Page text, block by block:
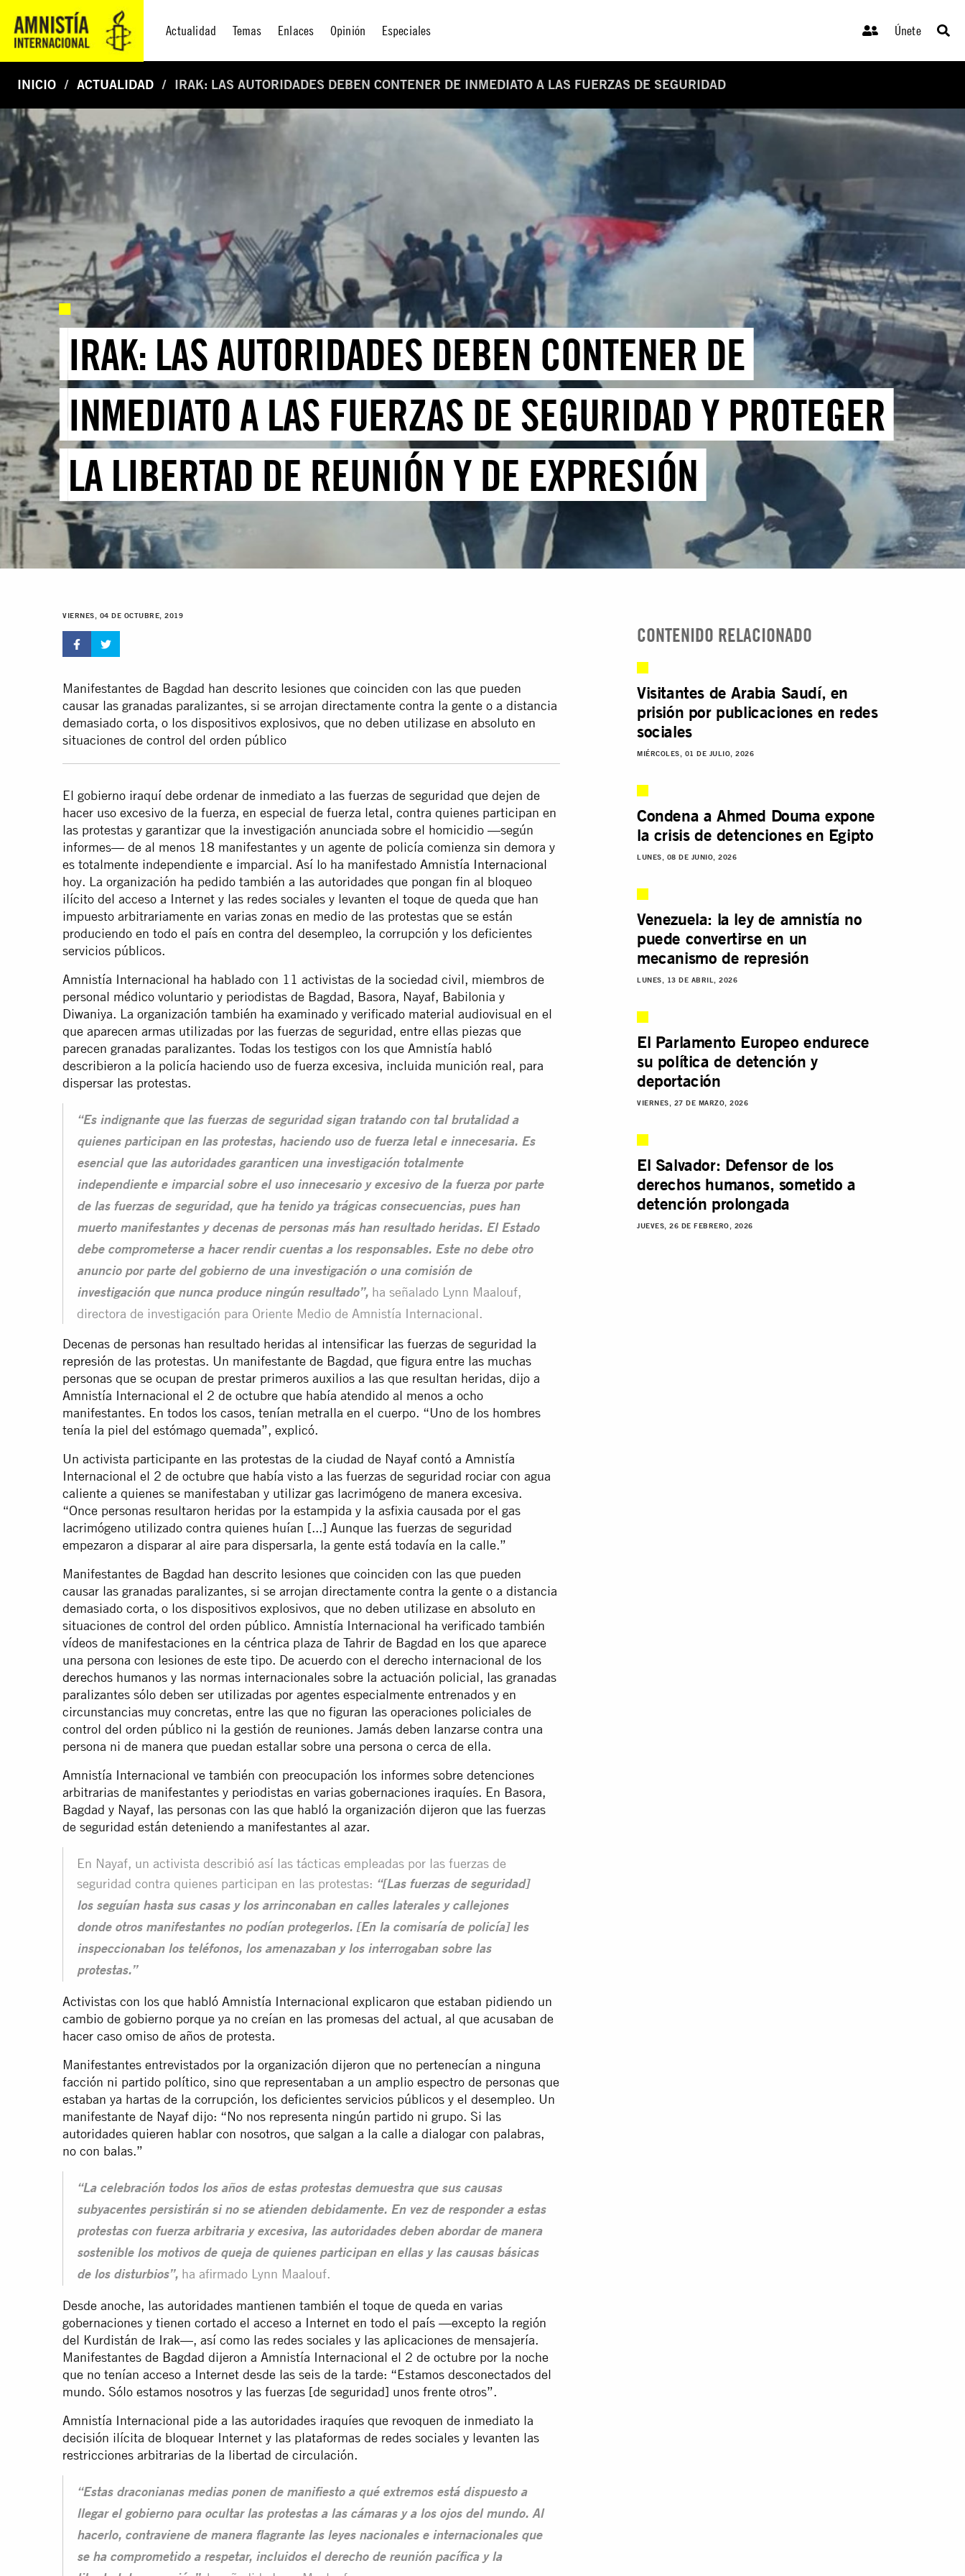
Actualidad Temas Enlaces Opinión Especiales Únete
INICIO ACTUALIDAD IRAK: LAS AUTORIDADES DEBEN CONTENER DE INMEDIATO A LAS FUERZAS DE SEGURIDAD
IRAK: LAS AUTORIDADES DEBEN CONTENER DE
INMEDIATO A LAS FUERZAS DE SEGURIDAD Y PROTEGER
LA LIBERTAD DE REUNIÓN Y DE EXPRESIÓN
VIERNES, 04 DE OCTUBRE, 2019
Manifestantes de Bagdad han descrito lesiones que coinciden con las que pueden
causar las granadas paralizantes, si se arrojan directamente contra la gente o a distancia
demasiado corta, o los dispositivos explosivos, que no deben utilizase en absoluto en
situaciones de control del orden público
El gobierno iraquí debe ordenar de inmediato a las fuerzas de seguridad que dejen de
hacer uso excesivo de la fuerza, en especial de fuerza letal, contra quienes participan en
las protestas y garantizar que la investigación anunciada sobre el homicidio —según
informes— de al menos 18 manifestantes y un agente de policía comienza sin demora y
es totalmente independiente e imparcial. Así lo ha manifestado Amnistía Internacional
hoy. La organización ha pedido también a las autoridades que pongan fin al bloqueo
ilícito del acceso a Internet y las redes sociales y levanten el toque de queda que han
impuesto arbitrariamente en varias zonas en medio de las protestas que se están
produciendo en todo el país en contra del desempleo, la corrupción y los deficientes
servicios públicos.
Amnistía Internacional ha hablado con 11 activistas de la sociedad civil, miembros de
personal médico voluntario y periodistas de Bagdad, Basora, Nayaf, Babilonia y
Diwaniya. La organización también ha examinado y verificado material audiovisual en el
que aparecen armas utilizadas por las fuerzas de seguridad, entre ellas piezas que
parecen granadas paralizantes. Todas los testigos con los que Amnistía habló
describieron a la policía haciendo uso de fuerza excesiva, incluida munición real, para
dispersar las protestas.
“Es indignante que las fuerzas de seguridad sigan tratando con tal brutalidad a
quienes participan en las protestas, haciendo uso de fuerza letal e innecesaria. Es
esencial que las autoridades garanticen una investigación totalmente
independiente e imparcial sobre el uso innecesario y excesivo de la fuerza por parte
de las fuerzas de seguridad, que ha tenido ya trágicas consecuencias, pues han
muerto manifestantes y decenas de personas más han resultado heridas. El Estado
debe comprometerse a hacer rendir cuentas a los responsables. Este no debe otro
anuncio por parte del gobierno de una investigación o una comisión de
investigación que nunca produce ningún resultado”, ha señalado Lynn Maalouf,
directora de investigación para Oriente Medio de Amnistía Internacional.
Decenas de personas han resultado heridas al intensificar las fuerzas de seguridad la
represión de las protestas. Un manifestante de Bagdad, que figura entre las muchas
personas que se ocupan de prestar primeros auxilios a las que resultan heridas, dijo a
Amnistía Internacional el 2 de octubre que había atendido al menos a ocho
manifestantes. En todos los casos, tenían metralla en el cuerpo. “Uno de los hombres
tenía la piel del estómago quemada”, explicó.
Un activista participante en las protestas de la ciudad de Nayaf contó a Amnistía
Internacional el 2 de octubre que había visto a las fuerzas de seguridad rociar con agua
caliente a quienes se manifestaban y utilizar gas lacrimógeno de manera excesiva.
“Once personas resultaron heridas por la estampida y la asfixia causada por el gas
lacrimógeno utilizado contra quienes huían [...] Aunque las fuerzas de seguridad
empezaron a disparar al aire para dispersarla, la gente está todavía en la calle.”
Manifestantes de Bagdad han descrito lesiones que coinciden con las que pueden
causar las granadas paralizantes, si se arrojan directamente contra la gente o a distancia
demasiado corta, o los dispositivos explosivos, que no deben utilizase en absoluto en
situaciones de control del orden público. Amnistía Internacional ha verificado también
vídeos de manifestaciones en la céntrica plaza de Tahrir de Bagdad en los que aparece
una persona con lesiones de este tipo. De acuerdo con el derecho internacional de los
derechos humanos y las normas internacionales sobre la actuación policial, las granadas
paralizantes sólo deben ser utilizadas por agentes especialmente entrenados y en
circunstancias muy concretas, entre las que no figuran las operaciones policiales de
control del orden público ni la gestión de reuniones. Jamás deben lanzarse contra una
persona ni de manera que puedan estallar sobre una persona o cerca de ella.
Amnistía Internacional ve también con preocupación los informes sobre detenciones
arbitrarias de manifestantes y periodistas en varias gobernaciones iraquíes. En Basora,
Bagdad y Nayaf, las personas con las que habló la organización dijeron que las fuerzas
de seguridad están deteniendo a manifestantes al azar.
En Nayaf, un activista describió así las tácticas empleadas por las fuerzas de
seguridad contra quienes participan en las protestas: “[Las fuerzas de seguridad]
los seguían hasta sus casas y los arrinconaban en calles laterales y callejones
donde otros manifestantes no podían protegerlos. [En la comisaría de policía] les
inspeccionaban los teléfonos, los amenazaban y los interrogaban sobre las
protestas.”
Activistas con los que habló Amnistía Internacional explicaron que estaban pidiendo un
cambio de gobierno porque ya no creían en las promesas del actual, al que acusaban de
hacer caso omiso de años de protesta.
Manifestantes entrevistados por la organización dijeron que no pertenecían a ninguna
facción ni partido político, sino que representaban a un amplio espectro de personas que
estaban ya hartas de la corrupción, los deficientes servicios públicos y el desempleo. Un
manifestante de Nayaf dijo: “No nos representa ningún partido ni grupo. Si las
autoridades quieren hablar con nosotros, que salgan a la calle a dialogar con palabras,
no con balas.”
“La celebración todos los años de estas protestas demuestra que sus causas
subyacentes persistirán si no se atienden debidamente. En vez de responder a estas
protestas con fuerza arbitraria y excesiva, las autoridades deben abordar de manera
sostenible los motivos de queja de quienes participan en ellas y las causas básicas
de los disturbios”, ha afirmado Lynn Maalouf.
Desde anoche, las autoridades mantienen también el toque de queda en varias
gobernaciones y tienen cortado el acceso a Internet en todo el país —excepto la región
del Kurdistán de Irak—, así como las redes sociales y las aplicaciones de mensajería.
Manifestantes de Bagdad dijeron a Amnistía Internacional el 2 de octubre por la noche
que no tenían acceso a Internet desde las seis de la tarde: “Estamos desconectados del
mundo. Sólo estamos nosotros y las fuerzas [de seguridad] unos frente otros”.
Amnistía Internacional pide a las autoridades iraquíes que revoquen de inmediato la
decisión ilícita de bloquear Internet y las plataformas de redes sociales y levanten las
restricciones arbitrarias de la libertad de circulación.
“Estas draconianas medias ponen de manifiesto a qué extremos está dispuesto a
llegar el gobierno para ocultar las protestas a las cámaras y a los ojos del mundo. Al
hacerlo, contraviene de manera flagrante las leyes nacionales e internacionales que
se ha comprometido a respetar, incluidos el derecho de reunión pacífica y la
CONTENIDO RELACIONADO
Visitantes de Arabia Saudí, en
prisión por publicaciones en redes
sociales
MIÉRCOLES, 01 DE JULIO, 2026
Condena a Ahmed Douma expone
la crisis de detenciones en Egipto
LUNES, 08 DE JUNIO, 2026
Venezuela: la ley de amnistía no
puede convertirse en un
mecanismo de represión
LUNES, 13 DE ABRIL, 2026
El Parlamento Europeo endurece
su política de detención y
deportación
VIERNES, 27 DE MARZO, 2026
El Salvador: Defensor de los
derechos humanos, sometido a
detención prolongada
JUEVES, 26 DE FEBRERO, 2026